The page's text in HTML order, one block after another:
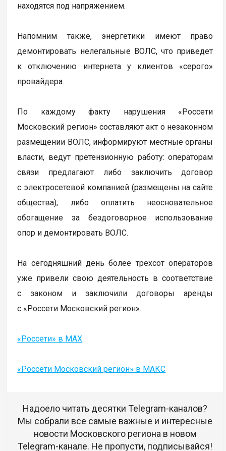
находятся под напряжением.
Напомним также, энергетики имеют право
демонтировать нелегальные ВОЛС, что приведет
к отключению интернета у клиентов «серого»
провайдера.
По каждому факту нарушения «Россети
Московский регион» составляют акт о незаконном
размещении ВОЛС, информируют местные органы
власти, ведут претензионную работу: операторам
связи предлагают либо заключить договор
с электросетевой компанией (размещены на сайте
общества), либо оплатить неосновательное
обогащение за бездоговорное использование
опор и демонтировать ВОЛС.
На сегодняшний день более трехсот операторов
уже привели свою деятельность в соответствие
с законом и заключили договоры аренды
с «Россети Московский регион».
«Россети» в MAX
«Россети Московский регион» в МАКС
Надоело читать десятки Telegram-каналов?
Мы собрали все самые важные и интересные
новости Московского региона в новом
Telegram-канале. Не пропусти, подписывайся!